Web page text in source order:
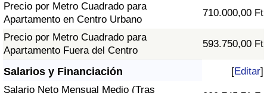
Precio por Metro Cuadrado para
Apartamento en Centro Urbano
710.000,00 Ft
Precio por Metro Cuadrado para
Apartamento Fuera del Centro
593.750,00 Ft
Salarios y Financiación [Editar]
Salario Neto Mensual Medio (Tras
Índice de Criminalidad
Índice de criminalidad por país
Sanidad